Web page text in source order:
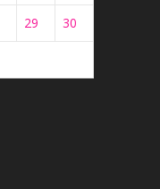
29 30